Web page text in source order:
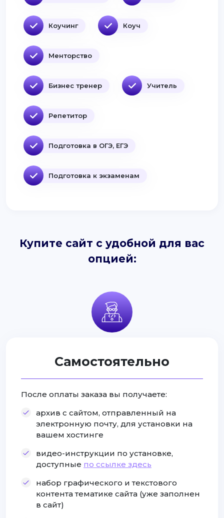
Коучинг Коуч
Менторство
Бизнес тренер Учитель
Репетитор
Подготовка в ОГЭ, ЕГЭ
Подготовка к экзаменам
Купите сайт с удобной для вас
опцией:
Самостоятельно
После оплаты заказа вы получаете:
архив с сайтом, отправленный на
электронную почту, для установки на
вашем хостинге
видео-инструкции по установке,
доступные по ссылке здесь
набор графического и текстового
контента тематике сайта (уже заполнен
в сайт)